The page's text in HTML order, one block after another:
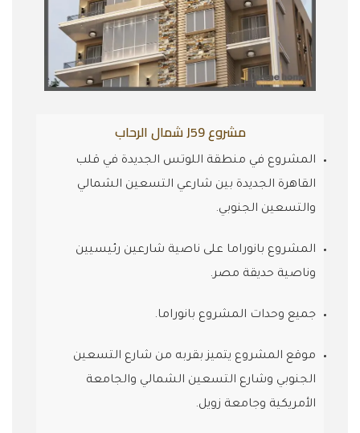
مشروع J59 شمال الرحاب
المشروع في منطقة اللوتس الجديدة في قلب
القاهرة الجديدة بين شارعي التسعين الشمالي
والتسعين الجنوبي.
المشروع بانوراما على ناصية شارعين رئيسيين
وناصية حديقة مصر.
جميع وحدات المشروع بانوراما.
موقع المشروع يتميز بقربه من شارع التسعين
الجنوبي وشارع التسعين الشمالي والجامعة
الأمريكية وجامعة زويل.